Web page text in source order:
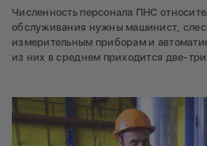
Численность персонала ПНС
обслуживания нужны машинист,
измерительным приборам и
из них в среднем приходится две-